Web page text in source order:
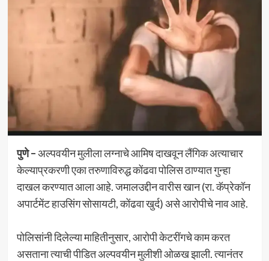
पुणे –अल्पवयीन मुलीला लग्नाचे आमिष दाखवून लैंगिक अत्याचार
केल्याप्रकरणी एका तरुणाविरुद्ध कोंढवा पोलिस ठाण्यात गुन्हा
दाखल करण्यात आला आहे. जमालउद्दीन वारीस खान (रा. कॅप्रेकॉन
अपार्टमेंट हाउसिंग सोसायटी, कोंढवा खुर्द) असे आरोपीचे नाव आहे.
पोलिसांनी दिलेल्या माहितीनुसार, आरोपी केटरींगचे काम करत
असताना त्याची पीडित अल्पवयीन मुलीशी ओळख झाली. त्यानंतर